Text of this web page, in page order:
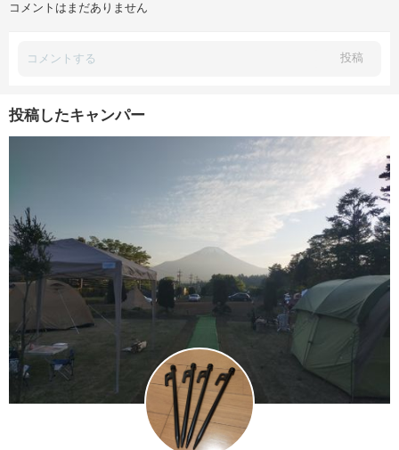
コメントはまだありません
投稿
投稿したキャンパー